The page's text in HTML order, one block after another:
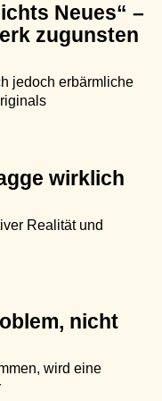
Neues“ –
zugunsten
jedoch erbärmliche
wirklich
Realität und
nicht
wird eine